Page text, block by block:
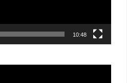
10:48